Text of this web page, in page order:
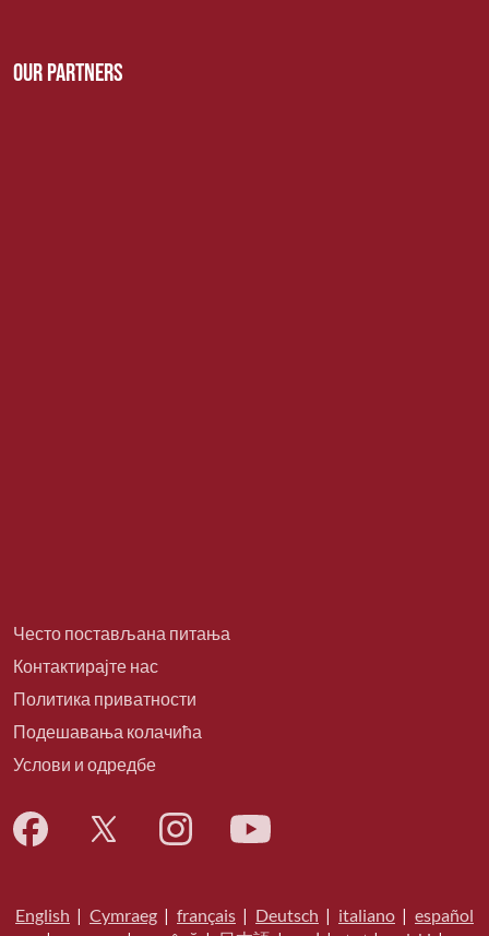
Често постављана питања
Контактирајте нас
Политика приватности
Подешавања колачића
Услови и одредбе
Our Partners
English | Cymraeg | français | Deutsch | italiano | español